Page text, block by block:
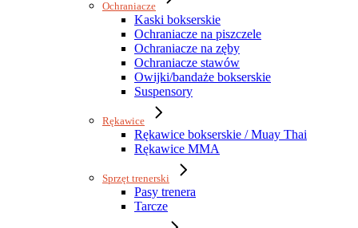
Ochraniacze
Kaski bokserskie
Ochraniacze na piszczele
Ochraniacze na zęby
Ochraniacze stawów
Owijki/bandaże bokserskie
Suspensory
Rękawice
Rękawice bokserskie / Muay Thai
Rękawice MMA
Sprzęt trenerski
Pasy trenera
Tarcze